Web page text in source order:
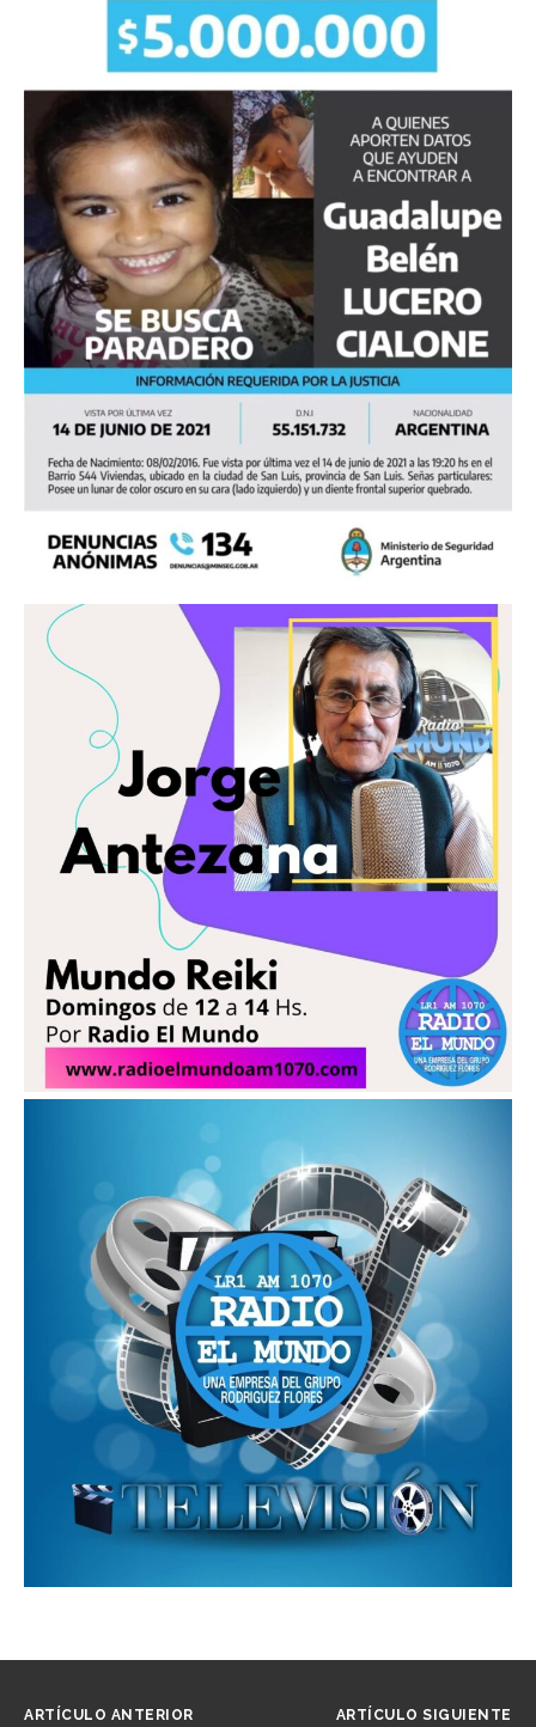
ARTÍCULO ANTERIOR ARTÍCULO SIGUIENTE